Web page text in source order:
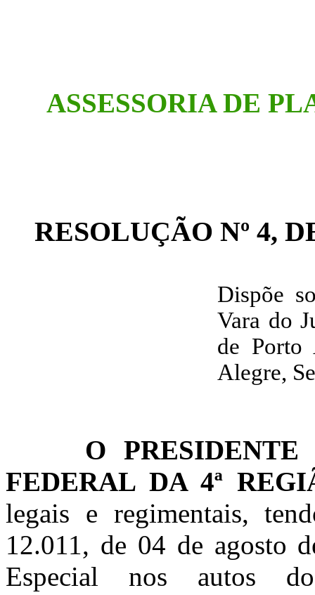
ASSESSORIA DE
RESOLUÇÃO Nº 4,
Dispõe
Vara do
de Porto
Alegre,
O
FEDERAL DA 4ª
legais e regimentais,
12.011, de 04 de agosto
Especial nos autos